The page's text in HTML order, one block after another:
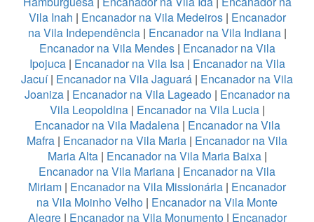
Vila Inah | Encanador na Vila Medeiros| Encanador
na Vila Independência| Encanador na Vila Indiana|
Encanador na Vila Mendes| Encanador na Vila
Ipojuca| Encanador na Vila Isa| Encanador na Vila
Jacuí| Encanador na Vila Jaguará | Encanador na Vila
Joaniza| Encanador na Vila Lageado| Encanador na
Vila Leopoldina| Encanador na Vila Lucia|
Encanador na Vila Madalena| Encanador na Vila
Mafra | Encanador na Vila Maria | Encanador na Vila
Maria Alta| Encanador na Vila Maria Baixa|
Encanador na Vila Mariana | Encanador na Vila
Miriam | Encanador na Vila Missionária | Encanador
na Vila Moinho Velho | Encanador na Vila Monte
Alegre| Encanador na Vila Monumento| Encanador